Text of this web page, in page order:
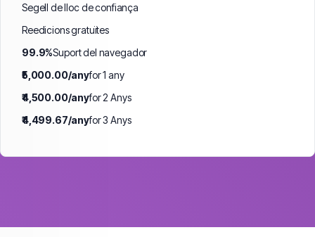
Segell de lloc de confiança
Reedicions gratuïtes
99.9%Suport del navegador
₹5,000.00/anyfor 1 any
₹4,500.00/anyfor 2 Anys
₹4,499.67/anyfor 3 Anys